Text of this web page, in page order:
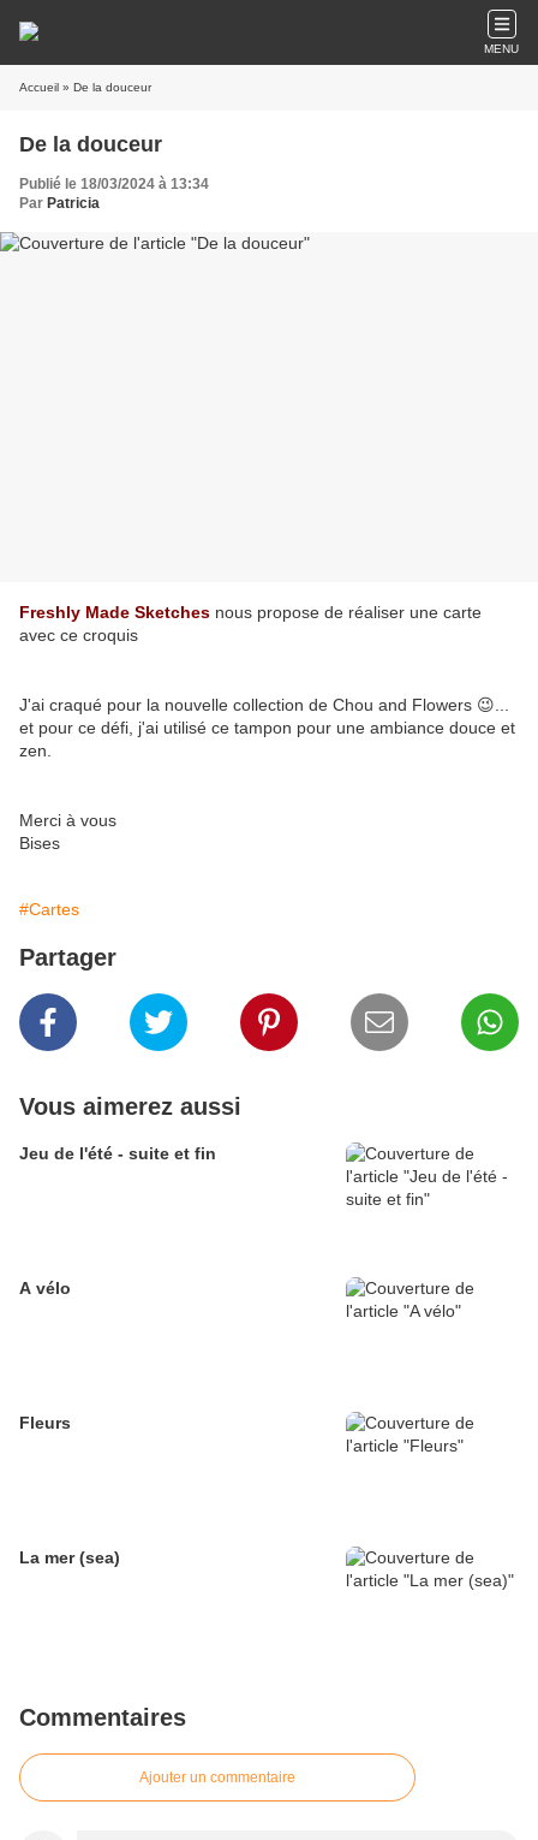
MENU
Accueil » De la douceur
De la douceur
Publié le 18/03/2024 à 13:34
Par Patricia
Freshly Made Sketches nous propose de réaliser une carte
avec ce croquis
J'ai craqué pour la nouvelle collection de Chou and Flowers 😉...
et pour ce défi, j'ai utilisé ce tampon pour une ambiance douce et
zen.
Merci à vous
Bises
#Cartes
Partager
Vous aimerez aussi
Jeu de l'été - suite et fin
A vélo
Fleurs
La mer (sea)
Commentaires
Ajouter un commentaire